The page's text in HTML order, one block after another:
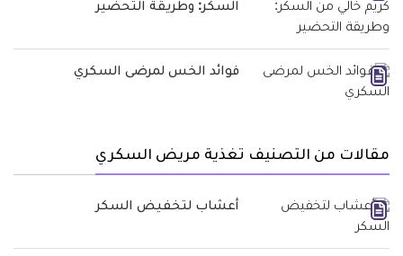
السكر: وطريقة التحضير
فوائد الخس لمرضى السكري
مقالات من التصنيف تغذية مريض السكري
أعشاب لتخفيض السكر